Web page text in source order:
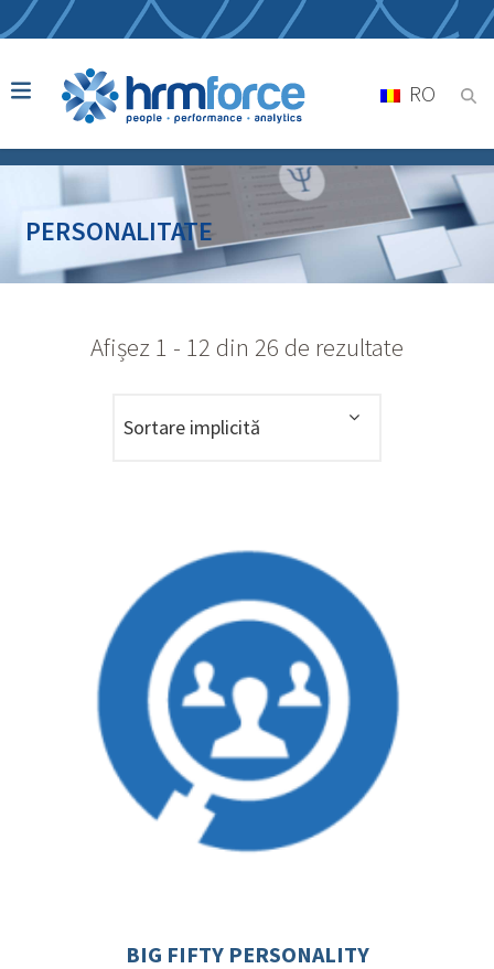
RO
PERSONALITATE
Afișez 1 - 12 din 26 de rezultate
Sortare implicită
BIG FIFTY PERSONALITY